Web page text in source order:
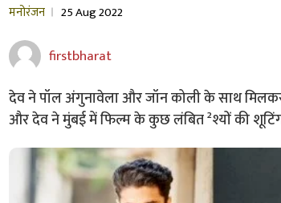
मनोरंजन 25 Aug 2022
firstbharat
देव ने पॉल अंगुनावेला और जॉन कोली के साथ
और देव ने मुंबई में फिल्म के कुछ लंबित ²श्यों की